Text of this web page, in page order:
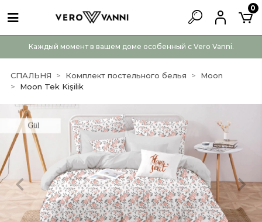
Каждый момент в вашем доме особенный с Vero Vanni.
0
СПАЛЬНЯ Комплект постельного белья
Moon
Moon Tek Kişilik